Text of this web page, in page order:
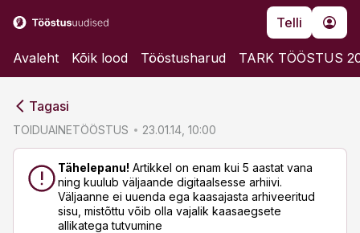
Telli
Avaleht Kõik lood Tööstusharud TARK TÖÖSTUS
Tagasi
TOIDUAINETÖÖSTUS 23.01.14, 10:00
Tähelepanu! Artikkel on enam kui 5 aastat vana
ning kuulub väljaande digitaalsesse arhiivi.
Väljaanne ei uuenda ega kaasajasta arhiveeritud
sisu, mistõttu võib olla vajalik kaasaegsete
allikatega tutvumine